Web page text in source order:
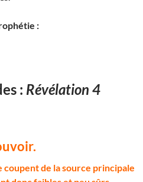
:
: Révélation 4
coupent de la source principale